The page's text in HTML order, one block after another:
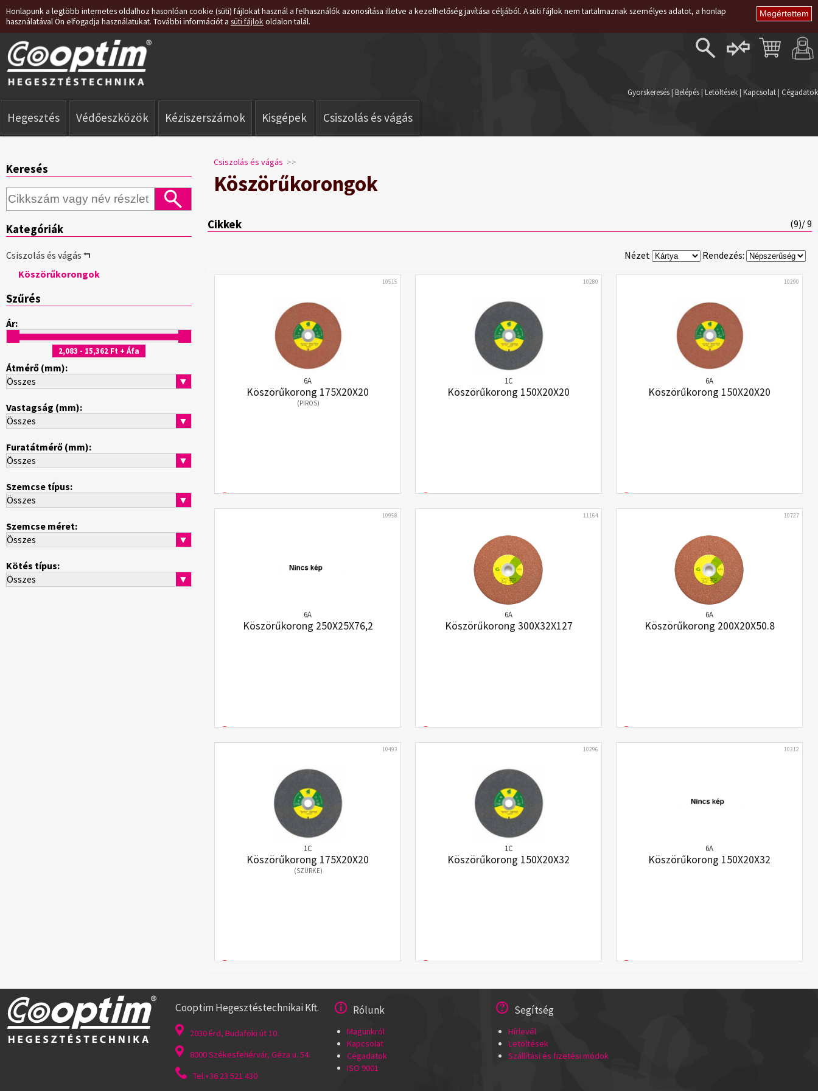
Honlapunk a legtöbb internetes oldalhoz hasonlóan cookie (süti) fájlokat használ a felhasználók azonosítása illetve a kezelhetőség javítása céljából. A süti fájlok nem tartalmaznak személyes adatot, a honlap
használatával Ön elfogadja használatukat. További információt a süti fájlok oldalon talál.
Regisztráció
Gyorskeresés | Belépés | Letöltések | Kapcsolat | Cégadatok
Hegesztés Védőeszközök Kéziszerszámok Kisgépek Csiszolás és vágás
Keresés
Kategóriák
Csiszolás és vágás ⮢
Köszörűkorongok
Szűrés
Ár:
2,083 - 15,362 Ft + Áfa
Átmérő (mm):
Összes
▼
Vastagság (mm):
Összes
▼
Furatátmérő (mm):
Összes
▼
Szemcse típus:
Összes
▼
Szemcse méret:
Összes
▼
Kötés típus:
Összes
▼
Csiszolás és vágás >>
Köszörűkorongok
Cikkek (9)/ 9
Nézet Rendezés:
10515
6A
Köszörűkorong 175X20X20
(PIROS)
10280
1C
Köszörűkorong 150X20X20
10290
6A
Köszörűkorong 150X20X20
10958
6A
Köszörűkorong 250X25X76,2
11164
6A
Köszörűkorong 300X32X127
10727
6A
Köszörűkorong 200X20X50.8
10493
1C
Köszörűkorong 175X20X20
(SZÜRKE)
10296
1C
Köszörűkorong 150X20X32
10312
6A
Köszörűkorong 150X20X32
Cooptim Hegesztéstechnikai Kft.
2030 Érd, Budafoki út 10.
8000 Székesfehérvár, Géza u. 54.
Tel:+36 23 521 430
Rólunk
Magunkról
Kapcsolat
Cégadatok
ISO 9001
Segítség
Hírlevél
Letöltések
Szállítási és fizetési módok